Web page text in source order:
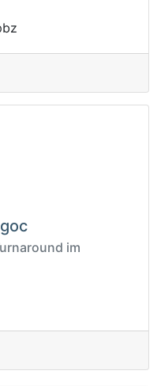
im